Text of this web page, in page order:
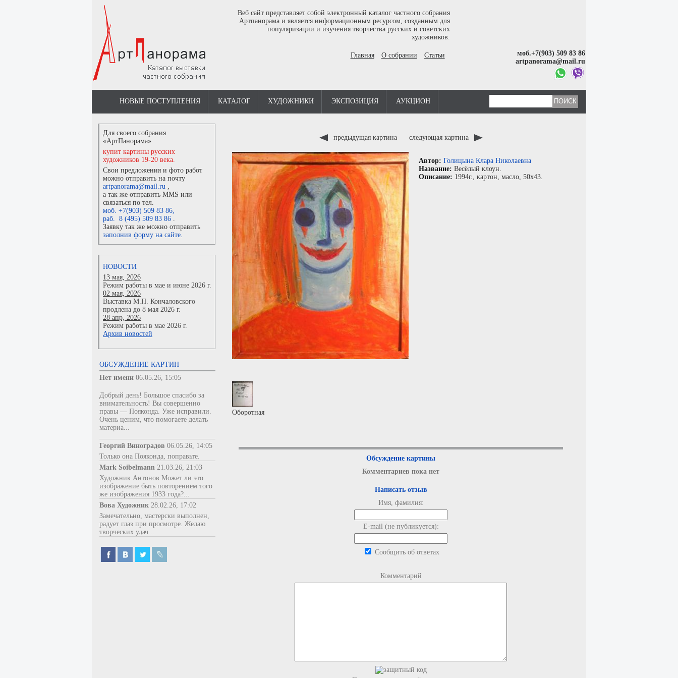
Веб сайт представляет собой электронный каталог частного собрания
Артпанорама и является информационным ресурсом, созданным для
популяризации и изучения творчества русских и советских
художников.
Главная О собрании Статьи
моб.+7(903) 509 83 86
artpanorama@mail.ru
НОВЫЕ ПОСТУПЛЕНИЯ КАТАЛОГ ХУДОЖНИКИ ЭКСПОЗИЦИЯ АУКЦИОН
Для своего собрания
«АртПанорама»
купит картины русских
художников 19-20 века.
Свои предложения и фото работ
можно отправить на почту
artpanorama@mail.ru ,
а так же отправить MMS или
связаться по тел.
моб. +7(903) 509 83 86,
раб. 8 (495) 509 83 86 .
Заявку так же можно отправить
заполнив форму на сайте.
НОВОСТИ
13 мая, 2026
Режим работы в мае и июне 2026 г.
02 мая, 2026
Выставка М.П. Кончаловского
продлена до 8 мая 2026 г.
28 апр, 2026
Режим работы в мае 2026 г.
Архив новостей
ОБСУЖДЕНИЕ КАРТИН
Нет имени 06.05.26, 15:05
Добрый день! Большое спасибо за
внимательность! Вы совершенно
правы — Пояконда. Уже исправили.
Очень ценим, что помогаете делать
материа...
Георгий Виноградов 06.05.26, 14:05
Только она Пояконда, поправьте.
Mark Soibelmann 21.03.26, 21:03
Художник Антонов Может ли это
изображение быть повторением того
же изображения 1933 года?...
Вова Художник 28.02.26, 17:02
Замечательно, мастерски выполнен,
радует глаз при просмотре. Желаю
творческих удач...
предыдущая картина следующая картина
Автор: Голицына Клара Николаевна
Название: Весёлый клоун.
Описание: 1994г., картон, масло, 50x43.
Оборотная
Обсуждение картины
Комментариев пока нет
Написать отзыв
Имя, фамилия:
E-mail (не публикуется):
Сообщить об ответах
Комментарий